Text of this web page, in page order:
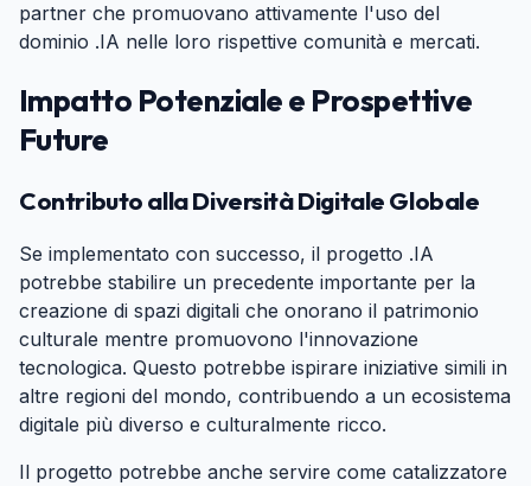
partner che promuovano attivamente l'uso del
dominio .IA nelle loro rispettive comunità e mercati.
Impatto Potenziale e Prospettive
Future
Contributo alla Diversità Digitale Globale
Se implementato con successo, il progetto .IA
potrebbe stabilire un precedente importante per la
creazione di spazi digitali che onorano il patrimonio
culturale mentre promuovono l'innovazione
tecnologica. Questo potrebbe ispirare iniziative simili in
altre regioni del mondo, contribuendo a un ecosistema
digitale più diverso e culturalmente ricco.
Il progetto potrebbe anche servire come catalizzatore